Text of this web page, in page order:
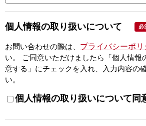
個人情報の取り扱いについて 必
お問い合わせの際は、 プライバシーポリ
い。
ご同意いただけましたら「個人情報
意する」にチェックを入れ、入力内容の
い。
個人情報の取り扱いについて同